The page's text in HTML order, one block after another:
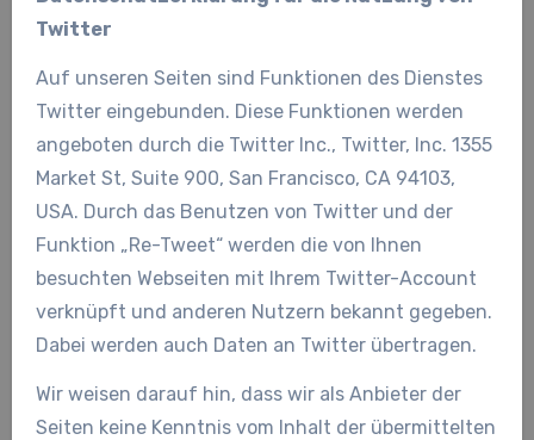
Twitter
Auf unseren Seiten sind Funktionen des Dienstes
Twitter eingebunden. Diese Funktionen werden
angeboten durch die Twitter Inc., Twitter, Inc. 1355
Market St, Suite 900, San Francisco, CA 94103,
USA. Durch das Benutzen von Twitter und der
Funktion „Re-Tweet“ werden die von Ihnen
besuchten Webseiten mit Ihrem Twitter-Account
verknüpft und anderen Nutzern bekannt gegeben.
Dabei werden auch Daten an Twitter übertragen.
Wir weisen darauf hin, dass wir als Anbieter der
Seiten keine Kenntnis vom Inhalt der übermittelten